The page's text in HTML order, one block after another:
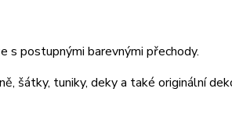
s postupnými barevnými přechody.
šátky, tuniky, deky a také originální